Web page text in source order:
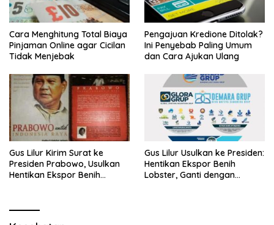
Cara Menghitung Total Biaya
Pinjaman Online agar Cicilan
Tidak Menjebak
Pengajuan Kredione Ditolak?
Ini Penyebab Paling Umum
dan Cara Ajukan Ulang
Gus Lilur Kirim Surat ke
Presiden Prabowo, Usulkan
Hentikan Ekspor Benih
Gus Lilur Usulkan ke Presiden:
Hentikan Ekspor Benih
Lobster, Ganti dengan